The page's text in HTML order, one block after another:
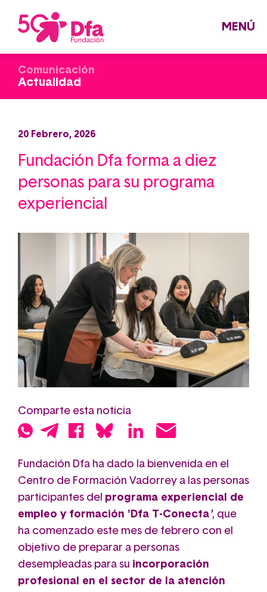
contenido
principal
MENÚ
Comunicación
Actualidad
20 Febrero, 2026
Fundación Dfa forma a diez
personas para su programa
experiencial
Comparte esta noticia
Fundación Dfa ha dado la bienvenida en el
Centro de Formación Vadorrey a las personas
participantes del programa experiencial de
empleo y formación 'Dfa T-Conecta', que
ha comenzado este mes de febrero con el
objetivo de preparar a personas
desempleadas para su incorporación
profesional en el sector de la atención